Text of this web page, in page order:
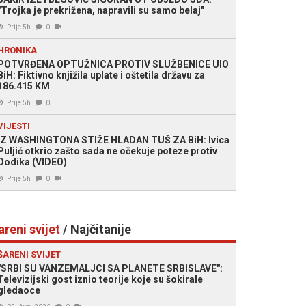
je prekrižena, napravili su samo belaj"
Prije 5h 0
OPTUŽNICA PROTIV SLUŽBENICE UIO
Fiktivno knjižila uplate i oštetila državu za
KM
Prije 5h 0
WASHINGTONA STIŽE HLADAN TUŠ ZA BiH: Ivica
otkrio zašto sada ne očekuje poteze protiv
(VIDEO)
Prije 5h 0
svijet/ Najčitanije
SVIJET
SU VANZEMALJCI SA PLANETE SRBISLAVE":
gost iznio teorije koje su šokirale